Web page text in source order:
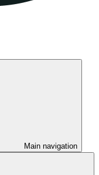
Main navigation